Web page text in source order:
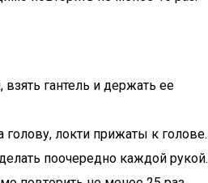
взять гантель и держать ее
голову, локти прижаты к голове.
поочередно каждой рукой.